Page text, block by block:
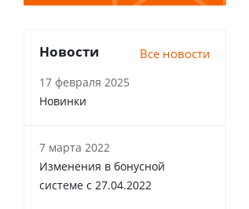
Новости Все новости
17 февраля 2025
Новинки
7 марта 2022
Изменения в бонусной
системе с 27.04.2022